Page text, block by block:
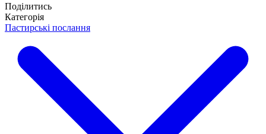
Поділитись
Категорія
Пастирські послання